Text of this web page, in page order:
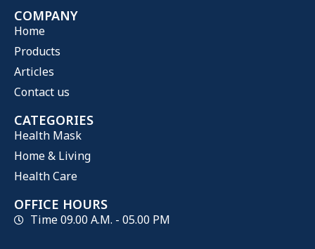
COMPANY
Home
Products
Articles
Contact us
CATEGORIES
Health Mask
Home & Living
Health Care
OFFICE HOURS
Time 09.00 A.M. - 05.00 PM